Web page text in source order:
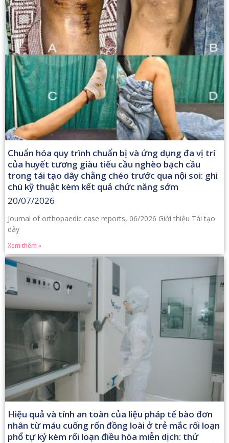
Chuẩn hóa quy trình chuẩn bị và ứng dụng đa vị trí
của huyết tương giàu tiểu cầu nghèo bạch cầu
trong tái tạo dây chằng chéo trước qua nội soi: ghi
chú kỹ thuật kèm kết quả chức năng sớm
20/07/2026
Journal of orthopaedic case reports, 06/2026 Giới thiệu Tái tạo
dây
Xem thêm »
Hiệu quả và tính an toàn của liệu pháp tế bào đơn
nhân từ máu cuống rốn đồng loài ở trẻ mắc rối loạn
phổ tự kỷ kèm rối loạn điều hòa miễn dịch: thử